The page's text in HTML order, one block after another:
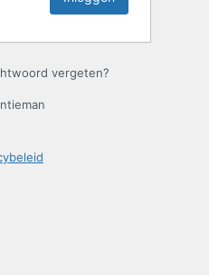
vergeten?